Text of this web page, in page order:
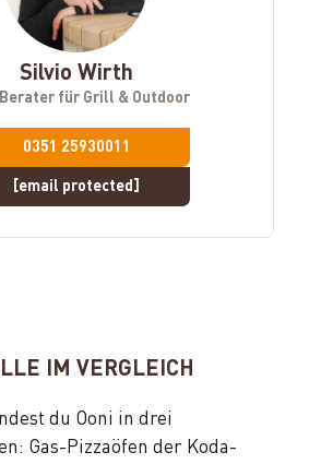
Silvio Wirth
Berater für Grill & Outdoor
0351 25930011
[email protected]
IM VERGLEICH
du Ooni in drei
Gas-Pizzaöfen der Koda-